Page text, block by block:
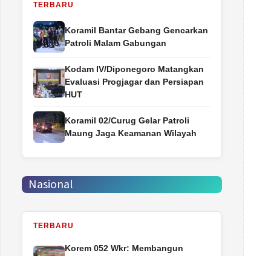
TERBARU
Koramil Bantar Gebang Gencarkan
Patroli Malam Gabungan
Kodam IV/Diponegoro Matangkan
Evaluasi Progjagar dan Persiapan
HUT
Koramil 02/Curug Gelar Patroli
Maung Jaga Keamanan Wilayah
Nasional
TERBARU
Korem 052 Wkr: Membangun